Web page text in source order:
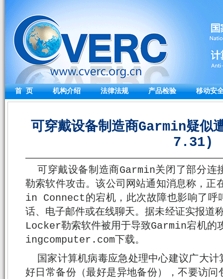
首 页 机构介绍 法律法规 产品检验 移动安
可穿戴设备制造商Garmin疑
7.31)
可穿戴设备制造商Garmin关闭了部分连
勒索软件攻击。该公司网站通知消息称，
in Connect的宕机，此次故障也影响了呼
话、电子邮件或在线聊天。据未经证实报
Locker勒索软件被用于导致Garmin宕机的
ingcomputer.com下载。
国家计算机病毒应急处理中心建议广大
好日常备份（最好是异地备份），不要访